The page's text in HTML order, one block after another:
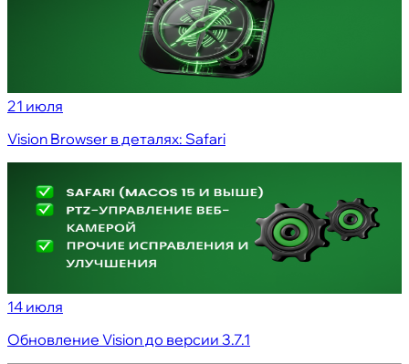
21 июля
Vision Browser в деталях: Safari
14 июля
Обновление Vision до версии 3.7.1